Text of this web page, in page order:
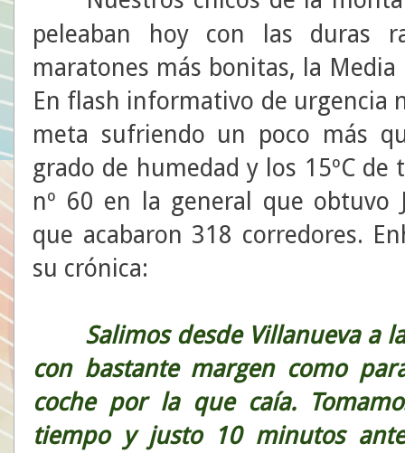
peleaban hoy con las duras
maratones más bonitas, la
En flash informativo de urgencia
meta sufriendo un poco más
grado de humedad y los 15ºC
nº 60 en la general que obtuvo
que acabaron 318 corredores.
su crónica:
Salimos desde Villanueva a
con bastante margen como
coche por la que caía.
tiempo y justo 10 minutos